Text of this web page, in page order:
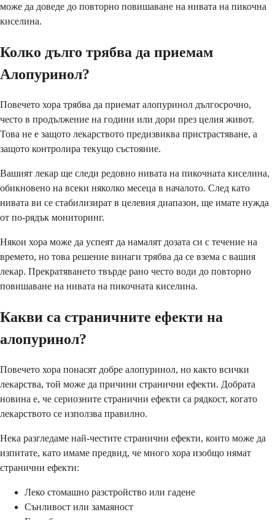
може да доведе до повторно повишаване на нивата на пикочна
киселина.
Колко дълго трябва да приемам
Алопуринол?
Повечето хора трябва да приемат алопуринол дългосрочно,
често в продължение на години или дори през целия живот.
Това не е защото лекарството предизвиква пристрастяване, а
защото контролира текущо състояние.
Вашият лекар ще следи редовно нивата на пикочната киселина,
обикновено на всеки няколко месеца в началото. След като
нивата ви се стабилизират в целевия диапазон, ще имате нужда
от по-рядък мониторинг.
Някои хора може да успеят да намалят дозата си с течение на
времето, но това решение винаги трябва да се взема с вашия
лекар. Прекратяването твърде рано често води до повторно
повишаване на нивата на пикочната киселина.
Какви са страничните ефекти на
алопуринол?
Повечето хора понасят добре алопуринол, но както всички
лекарства, той може да причини странични ефекти. Добрата
новина е, че сериозните странични ефекти са рядкост, когато
лекарството се използва правилно.
Нека разгледаме най-честите странични ефекти, които може да
изпитате, като имаме предвид, че много хора изобщо нямат
странични ефекти:
Леко стомашно разстройство или гадене
Сънливост или замаяност